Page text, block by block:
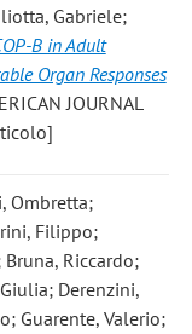
Gabriele;
B in Adult
Organ Responses
JOURNAL
Ombretta;
Filippo;
Riccardo;
Derenzini,
Guarente, Valerio;